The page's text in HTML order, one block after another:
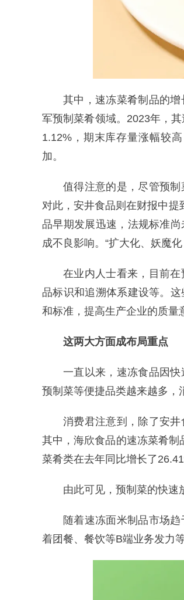
其中，速冻菜肴制品的
军预制菜肴领域。2023年，
1.12%，期末库存量涨幅较
加。
值得注意的是，尽管预制
对此，安井食品则在财报中提
品早期发展迅速，法规标准
成不良影响。“扩大化、妖魔
在业内人士看来，目前
品标识和追溯体系建设等。
和标准，提高生产企业的质量
这两大方面成布局重点
一直以来，速冻食品因
预制菜等便捷品类越来越多，
消费君注意到，除了安井
其中，海欣食品的速冻菜肴
菜肴类在去年同比增长了
由此可见，预制菜的快速
随着速冻面米制品市场
着团餐、餐饮等B端业务发力